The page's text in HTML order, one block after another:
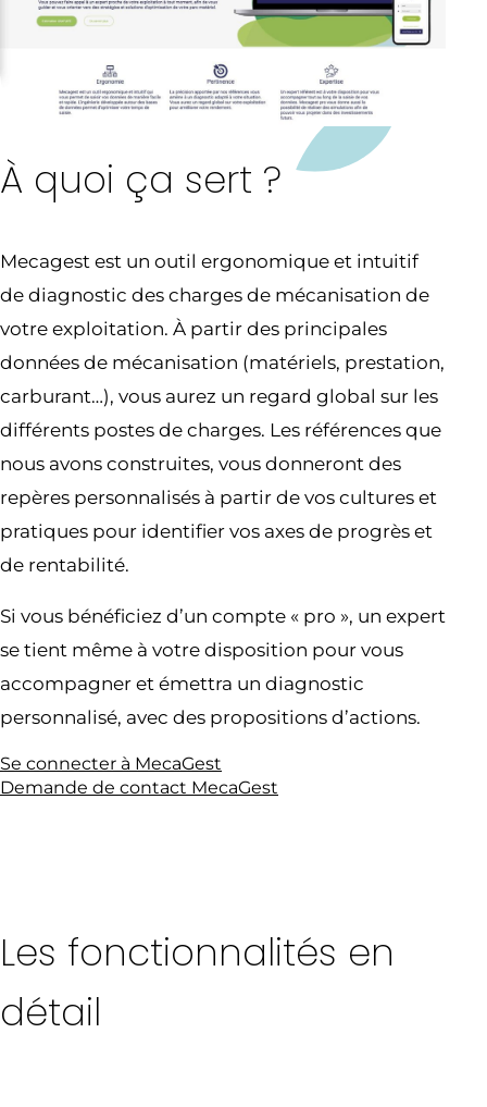
À quoi ça sert ?
Mecagest est un outil ergonomique et intuitif
de diagnostic des charges de mécanisation de
votre exploitation. À partir des principales
données de mécanisation (matériels, prestation,
carburant…), vous aurez un regard global sur les
différents postes de charges. Les références que
nous avons construites, vous donneront des
repères personnalisés à partir de vos cultures et
pratiques pour identifier vos axes de progrès et
de rentabilité.
Si vous bénéficiez d’un compte « pro », un expert
se tient même à votre disposition pour vous
accompagner et émettra un diagnostic
personnalisé, avec des propositions d’actions.
Se connecter à MecaGest
Demande de contact MecaGest
Les fonctionnalités en
détail